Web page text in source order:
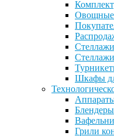
Овощные
Шкафы
Блендеры
Грили